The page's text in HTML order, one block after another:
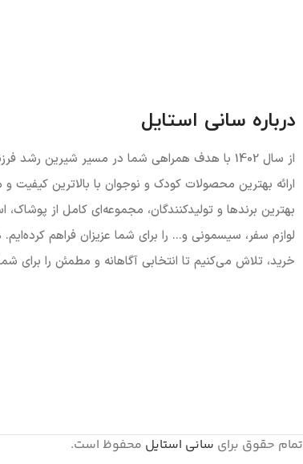
درباره سانی استایل
از سال 1402 با هدف همراهی شما در مسیر شیرین
ارائه بهترین محصولات کودک و نوجوان با بالاترین
بهترین برندها و تولیدکنندگان، مجموعه‌ای کامل از
لوازم سفر، سیسمونی و... را برای شما عزیزان فراهم
خرید، تلاش می‌کنیم تا انتخابی آگاهانه و مطمئن را برای
تمام حقوق برای سانی استایل محفوظ است.